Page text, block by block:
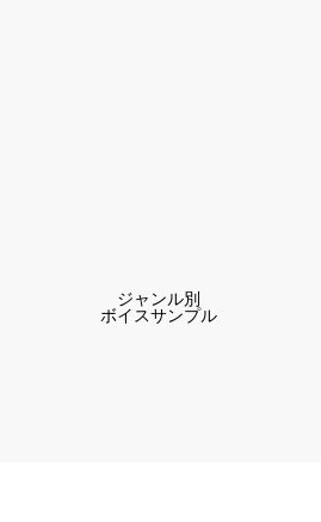
ジャンル別
ボイスサンプル